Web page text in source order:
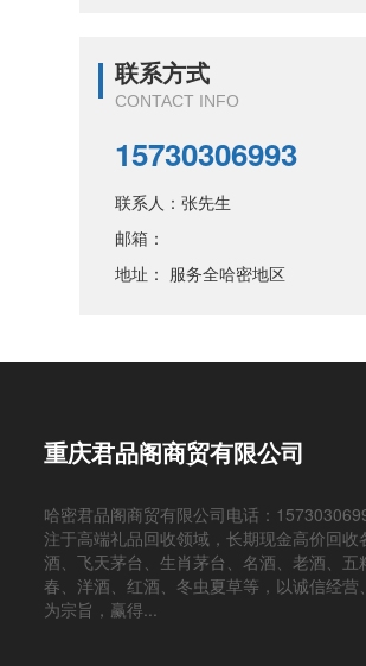
联系方式
CONTACT INFO
15730306993
联系人：张先生
邮箱：
地址： 服务全哈密地区
重庆君品阁商贸有限公司
哈密君品阁商贸有限公司电话：
注于高端礼品回收领域，长期现金高价回收
酒、飞天茅台、生肖茅台、名酒、老酒、五
春、洋酒、红酒、冬虫夏草等，以诚信经营
为宗旨，赢得...